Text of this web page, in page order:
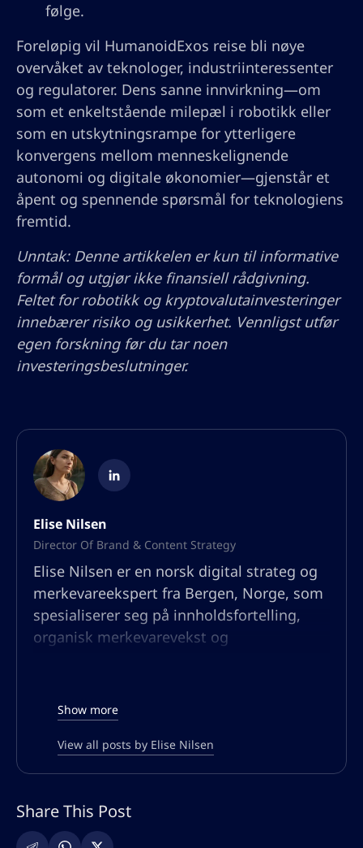
følge.
Foreløpig vil HumanoidExos reise bli nøye
overvåket av teknologer, industriinteressenter
og regulatorer. Dens sanne innvirkning—om
som et enkeltstående milepæl i robotikk eller
som en utskytningsrampe for ytterligere
konvergens mellom menneskelignende
autonomi og digitale økonomier—gjenstår et
åpent og spennende spørsmål for teknologiens
fremtid.
Unntak: Denne artikkelen er kun til informative
formål og utgjør ikke finansiell rådgivning.
Feltet for robotikk og kryptovalutainvesteringer
innebærer risiko og usikkerhet. Vennligst utfør
egen forskning før du tar noen
investeringsbeslutninger.
Elise Nilsen
Director Of Brand & Content Strategy
Elise Nilsen er en norsk digital strateg og
merkevareekspert fra Bergen, Norge, som
spesialiserer seg på innholdsfortelling,
organisk merkevarevekst og
bygget en karriere ved å hjelpe bedrifter
med å lage overbevisende
merkevarefortellinger som ikke bare
rangerer godt i søkemotorer, men også
Show more
View all posts by Elise Nilsen
Share This Post